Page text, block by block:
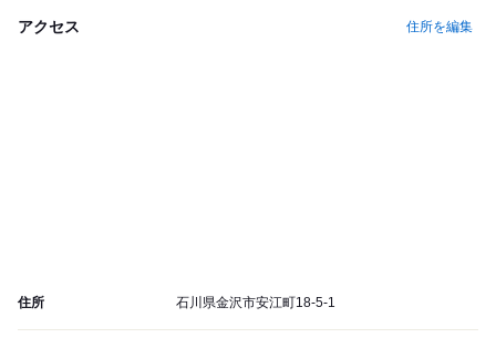
アクセス 住所を編集
住所 石川県金沢市安江町18-5-1